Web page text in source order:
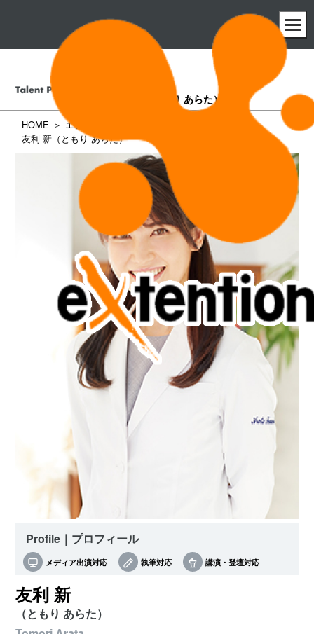
（ともり あらた）
HOME
エクステンション所属タレント一覧
友利 新（ともり あらた）
Profile｜プロフィール
メディア出演対応 執筆対応 講演・登壇対応
友利 新
（ともり あらた）